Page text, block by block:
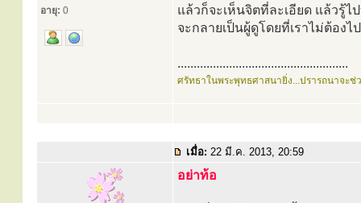
อายุ: 0
แล้วก็จะเห็นจิตที่ละเอียด แล้วรู้ไ
จะกลายเป็นผู้ดูโดยที่เราไม่ต้องไ
.....................................................
ศรัทธาในพระพุทธศาสนายิ่ง...ปรารถนาจะ
เมื่อ: 22 มี.ค. 2013, 20:59
อย่าท้อ